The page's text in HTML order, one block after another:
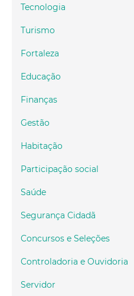
Tecnologia
Turismo
Fortaleza
Educação
Finanças
Gestão
Habitação
Participação social
Saúde
Segurança Cidadã
Concursos e Seleções
Controladoria e Ouvidoria
Servidor